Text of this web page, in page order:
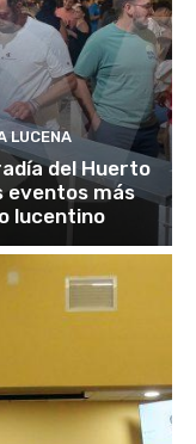
LUCENA
del Huerto
eventos más
lucentino